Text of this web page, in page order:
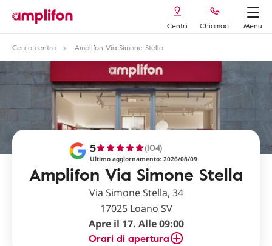
Centri Chiamaci
Menu
Cerca centro
Amplifon Via Simone Stella
Amplifon Via Simone Stella
5 (104)
Ultimo aggiornamento: 2026/08/09
Via Simone Stella, 34
17025 Loano SV
Apre il 17. Alle 09:00
Orari di apertura